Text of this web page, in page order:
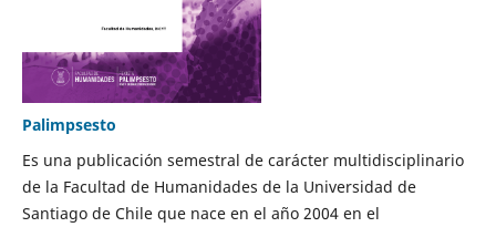
Palimpsesto
Es una publicación semestral de carácter multidisciplinario
de la Facultad de Humanidades de la Universidad de
Santiago de Chile que nace en el año 2004 en el